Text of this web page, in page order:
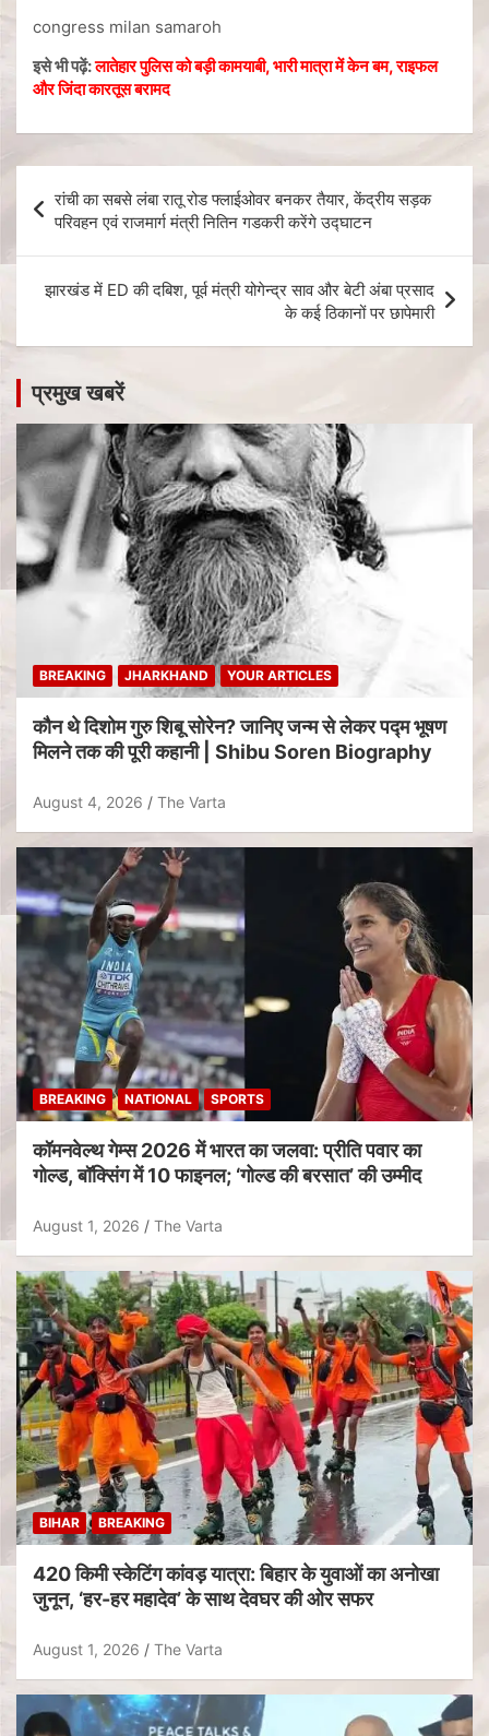
congress milan samaroh
इसे भी पढ़ें:लातेहार पुलिस को बड़ी कामयाबी, भारी मात्रा में केन बम, राइफल
और जिंदा कारतूस बरामद
रांची का सबसे लंबा रातू रोड फ्लाईओवर बनकर तैयार, केंद्रीय सड़क
परिवहन एवं राजमार्ग मंत्री नितिन गडकरी करेंगे उद्घाटन
झारखंड में ED की दबिश, पूर्व मंत्री योगेन्द्र साव और बेटी अंबा प्रसाद
के कई ठिकानों पर छापेमारी
प्रमुख खबरें
BREAKING JHARKHAND YOUR ARTICLES
कौन थे दिशोम गुरु शिबू सोरेन? जानिए जन्म से लेकर पद्म भूषण
मिलने तक की पूरी कहानी | Shibu Soren Biography
August 4, 2026 The Varta
BREAKING NATIONAL SPORTS
कॉमनवेल्थ गेम्स 2026 में भारत का जलवा: प्रीति पवार का
गोल्ड, बॉक्सिंग में 10 फाइनल; ‘गोल्ड की बरसात’ की उम्मीद
August 1, 2026 The Varta
BIHAR BREAKING
420 किमी स्केटिंग कांवड़ यात्रा: बिहार के युवाओं का अनोखा
जुनून, ‘हर-हर महादेव’ के साथ देवघर की ओर सफर
August 1, 2026 The Varta